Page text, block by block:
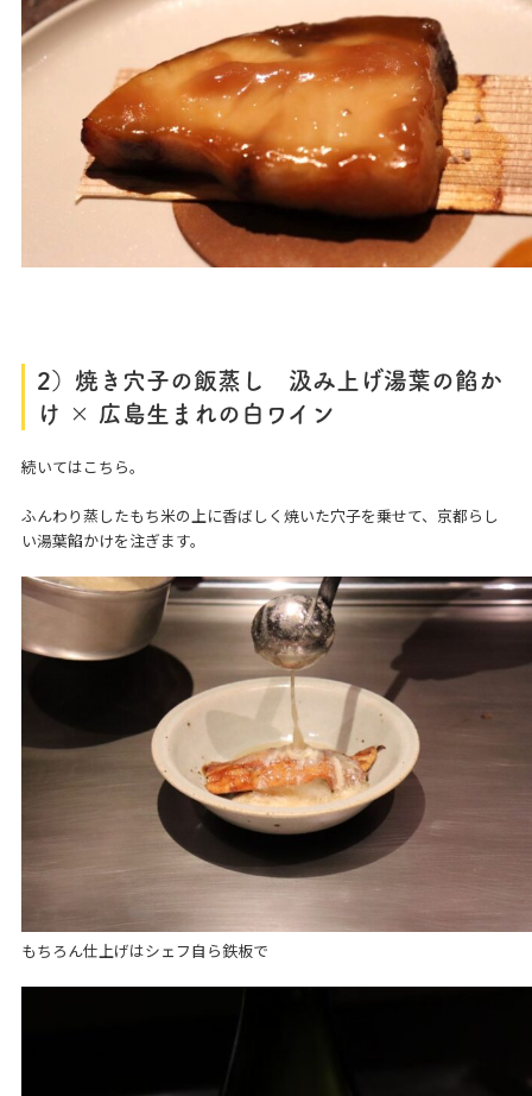
2）焼き穴子の飯蒸し 汲み上げ湯葉の餡か
け × 広島生まれの白ワイン
続いてはこちら。
ふんわり蒸したもち米の上に香ばしく焼いた穴子を乗せて、京都らし
い湯葉餡かけを注ぎます。
もちろん仕上げはシェフ自ら鉄板で